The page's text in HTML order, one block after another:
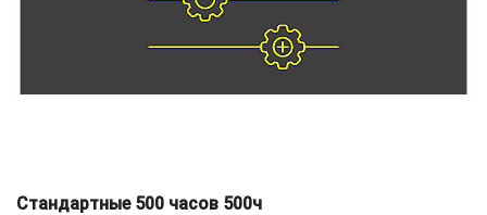
Стандартные 500 часов 500ч